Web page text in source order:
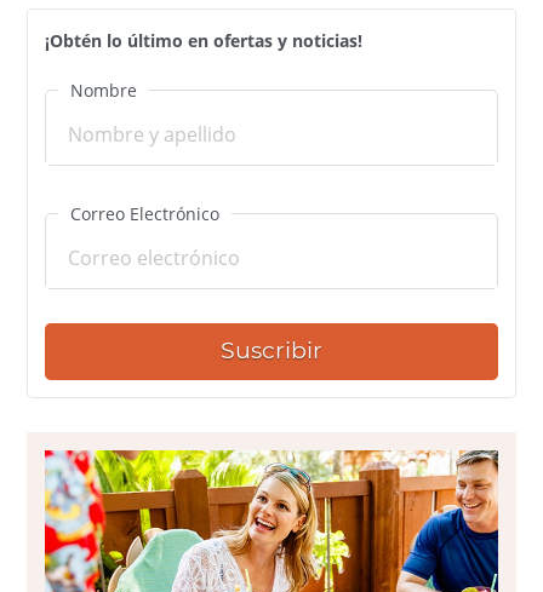
¡Obtén lo último en ofertas y noticias!
Nombre
Correo Electrónico
Suscribir